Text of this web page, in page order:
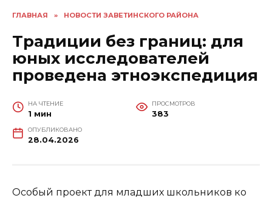
ГЛАВНАЯ » НОВОСТИ ЗАВЕТИНСКОГО РАЙОНА
Традиции без границ: для
юных исследователей
проведена этноэкспедиция
НА ЧТЕНИЕ
1 мин
ПРОСМОТРОВ
383
ОПУБЛИКОВАНО
28.04.2026
Особый проект для младших школьников ко